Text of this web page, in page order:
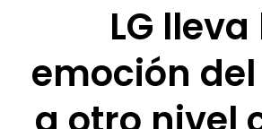
LG lleva
emoción